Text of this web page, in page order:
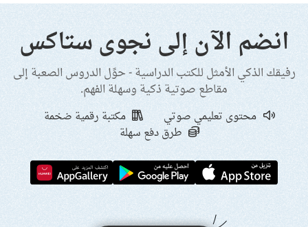
انضم الآن إلى نجوى ستاكس
رفيقك الذكي الأمثل للكتب الدراسية - حوِّل الدروس الصعبة إلى
مقاطع صوتية ذكية وسهلة الفهم.
محتوى تعليمي صوتي
مكتبة رقمية ضخمة
طرق دفع سهلة